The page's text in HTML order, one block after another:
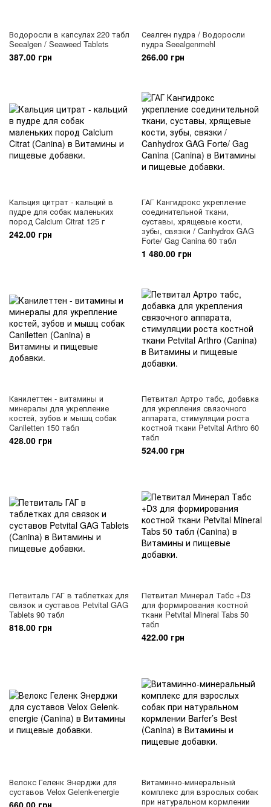
Водоросли в капсулах 220 табл
Seealgen / Seaweed Tablets
387.00 грн
Сеалген пудра / Водоросли
пудра Seealgenmehl
266.00 грн
Кальция цитрат - кальций в
пудре для собак маленьких
пород Calcium Citrat 125 г
242.00 грн
ГАГ Кангидрокс укрепление
соединительной ткани,
суставы, хрящевые кости,
зубы, связки / Canhydrox GAG
Forte/ Gag Canina 60 табл
1 480.00 грн
Канилеттен - витамины и
минералы для укрепление
костей, зубов и мышц собак
Caniletten 150 табл
428.00 грн
Петвитал Артро табс, добавка
для укрепления связочного
аппарата, стимуляции роста
костной ткани Petvital Arthro 60
табл
524.00 грн
Петвиталь ГАГ в таблетках для
связок и суставов Petvital GAG
Tablets 90 табл
818.00 грн
Петвитал Минерал Табс +D3
для формирования костной
ткани Petvital Mineral Tabs 50
табл
422.00 грн
Велокс Геленк Энерджи для
суставов Velox Gelenk-energie
660.00 грн
Витаминно-минеральный
комплекс для взрослых собак
при натуральном кормлении